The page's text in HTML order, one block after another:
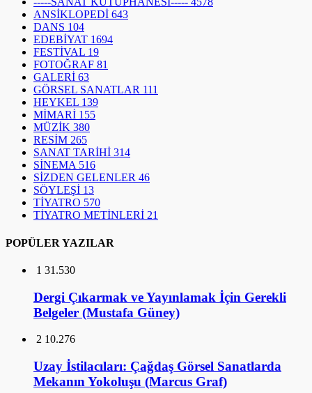
ANSİKLOPEDİ 643
DANS 104
EDEBİYAT 1694
FESTİVAL 19
FOTOĞRAF 81
GALERİ 63
GÖRSEL SANATLAR 111
HEYKEL 139
MİMARİ 155
MÜZİK 380
RESİM 265
SANAT TARİHİ 314
SİNEMA 516
SİZDEN GELENLER 46
SÖYLEŞİ 13
TİYATRO 570
TİYATRO METİNLERİ 21
POPÜLER YAZILAR
1 31.530
Dergi Çıkarmak ve Yayınlamak İçin Gerekli
Belgeler (Mustafa Güney)
2 10.276
Uzay İstilacıları: Çağdaş Görsel Sanatlarda
Mekanın Yokoluşu (Marcus Graf)